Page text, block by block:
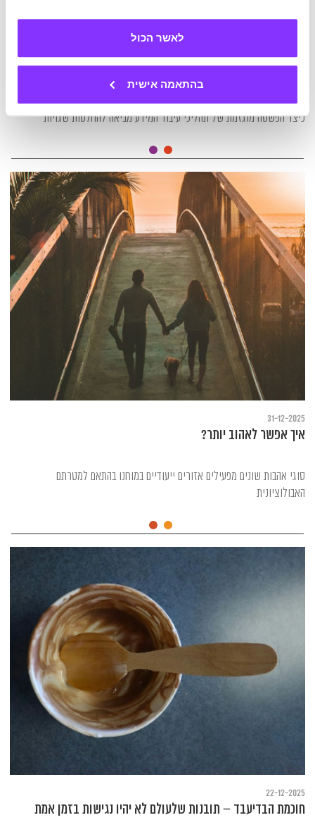
לאשר הכול
בהתאמה אישית
04-02-2026
כיצד הפשטה מוגזמת של תהליכי עיבוד המידע מביאה להחלטות שגויות
31-12-2025
איך אפשר לאהוב יותר?
סוגי אהבות שונים מפעילים אזורים ייעודיים במוחנו בהתאם למטרתם
האבולוציונית
22-12-2025
חוכמת הבדיעבד – תובנות שלעולם לא יהיו נגישות בזמן אמת